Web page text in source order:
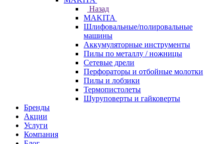
Назад
МAKITA
Шлифовальные/полировальные
машины
Аккумуляторные инструменты
Пилы по металлу / ножницы
Сетевые дрели
Перфораторы и отбойные молотки
Пилы и лобзики
Термопистолеты
Шуруповерты и гайковерты
Бренды
Акции
Услуги
Компания